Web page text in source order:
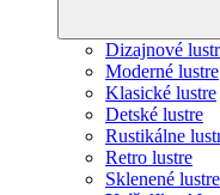
Dizajnové
Moderné lustre
Klasické lustre
Detské lustre
Rustikálne
Retro lustre
Sklenené lustre